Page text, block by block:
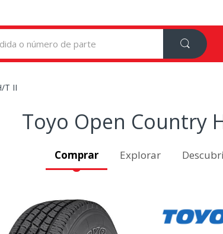
T II
Toyo Open Country
Comprar Explorar